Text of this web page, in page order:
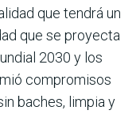
que tendrá un
que se proyecta
2030 y los
compromisos
baches, limpia y